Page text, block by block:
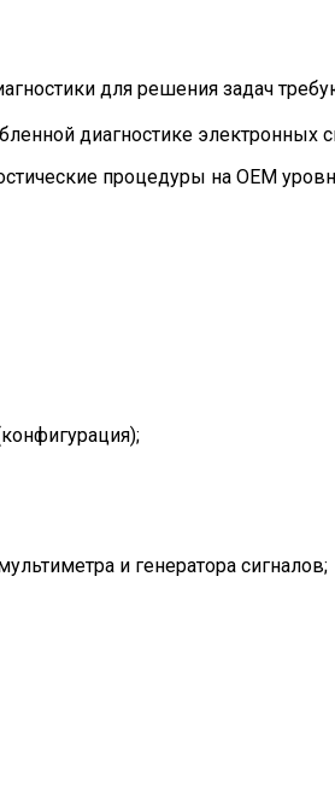
для решения задач
диагностике электронных
процедуры на OEM
и генератора сигналов;